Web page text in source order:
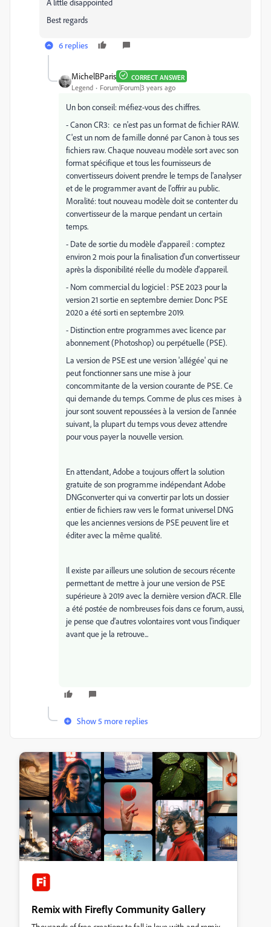
A little disappointed
Best regards
6 replies
MichelBParis CORRECT ANSWER
Legend Forum|Forum|3 years ago
Un bon conseil: méfiez-vous des chiffres.
- Canon CR3: ce n'est pas un format de fichier RAW.
C'est un nom de famille donné par Canon à tous ses
fichiers raw. Chaque nouveau modèle sort avec son
format spécifique et tous les fournisseurs de
convertisseurs doivent prendre le temps de l'analyser
et de le programmer avant de l'offrir au public.
Moralité: tout nouveau modèle doit se contenter du
convertisseur de la marque pendant un certain
temps.
- Date de sortie du modèle d'appareil : comptez
environ 2 mois pour la finalisation d'un convertisseur
après la disponibilité réelle du modèle d'appareil.
- Nom commercial du logiciel : PSE 2023 pour la
version 21 sortie en septembre dernier. Donc PSE
2020 a été sorti en septembre 2019.
- Distinction entre programmes avec licence par
abonnement (Photoshop) ou perpétuelle (PSE).
La version de PSE est une version 'allégée' qui ne
peut fonctionner sans une mise à jour
concommitante de la version courante de PSE. Ce
qui demande du temps. Comme de plus ces mises à
jour sont souvent repoussées à la version de l'année
suivant, la plupart du temps vous devez attendre
pour vous payer la nouvelle version.
En attendant, Adobe a toujours offert la solution
gratuite de son programme indépendant Adobe
DNGconverter qui va convertir par lots un dossier
entier de fichiers raw vers le format universel DNG
que les anciennes versions de PSE peuvent lire et
éditer avec la même qualité.
Il existe par ailleurs une solution de secours récente
permettant de mettre à jour une version de PSE
supérieure à 2019 avec la dernière version d'ACR. Elle
a été postée de nombreuses fois dans ce forum, aussi,
je pense que d'autres volontaires vont vous l'indiquer
avant que je la retrouve...
Show 5 more replies
Remix with Firefly Community Gallery